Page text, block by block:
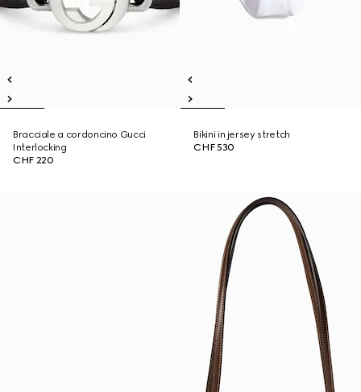
Bracciale a cordoncino Gucci
Interlocking
CHF 220
Bikini in jersey stretch
CHF 530